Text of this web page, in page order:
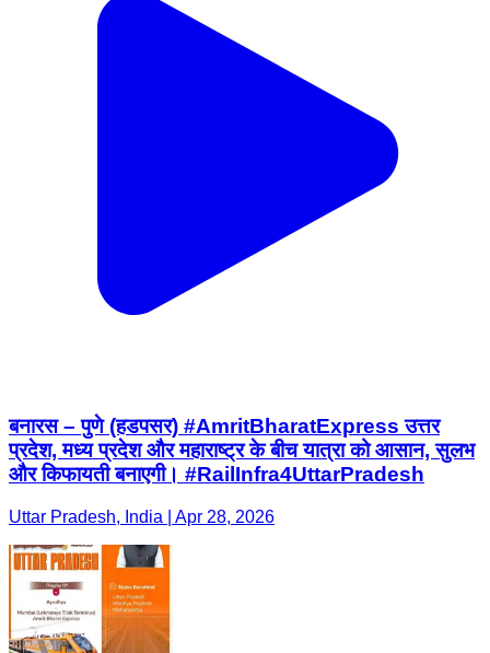
बनारस – पुणे (हडपसर) #AmritBharatExpress उत्तर
प्रदेश, मध्य प्रदेश और महाराष्ट्र के बीच यात्रा को आसान, सुलभ
और किफायती बनाएगी। #RailInfra4UttarPradesh
Uttar Pradesh, India | Apr 28, 2026